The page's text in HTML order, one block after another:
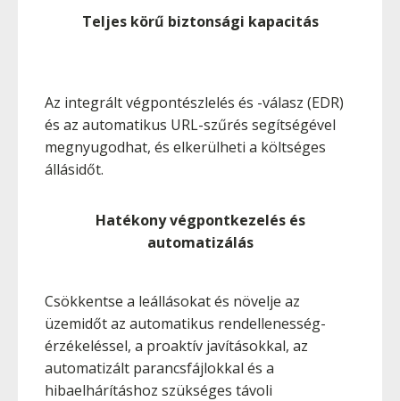
Teljes körű biztonsági kapacitás
Az integrált végpontészlelés és -válasz (EDR)
és az automatikus URL-szűrés segítségével
megnyugodhat, és elkerülheti a költséges
állásidőt.
Hatékony végpontkezelés és
automatizálás
Csökkentse a leállásokat és növelje az
üzemidőt az automatikus rendellenesség-
érzékeléssel, a proaktív javításokkal, az
automatizált parancsfájlokkal és a
hibaelhárításhoz szükséges távoli